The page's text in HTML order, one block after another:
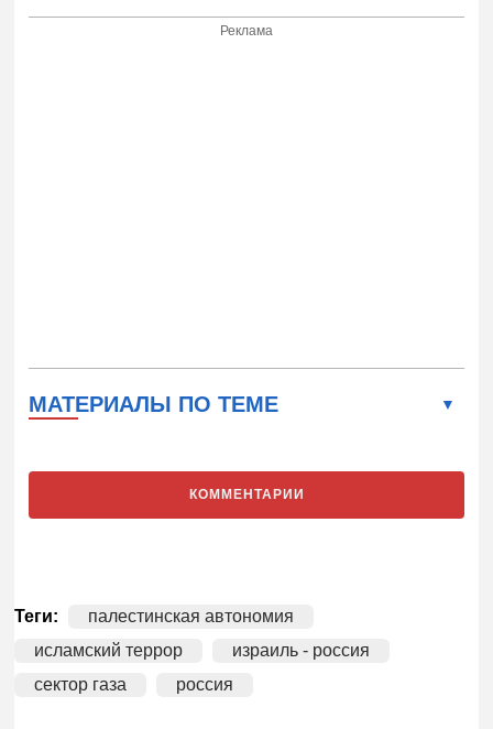
Реклама
МАТЕРИАЛЫ ПО ТЕМЕ
КОММЕНТАРИИ
Теги:
палестинская автономия
исламский террор
израиль - россия
сектор газа
россия